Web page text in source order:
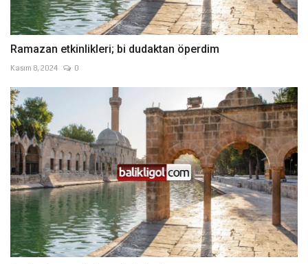
Ramazan etkinlikleri; bi dudaktan öperdim
Kasım 8, 2024 0